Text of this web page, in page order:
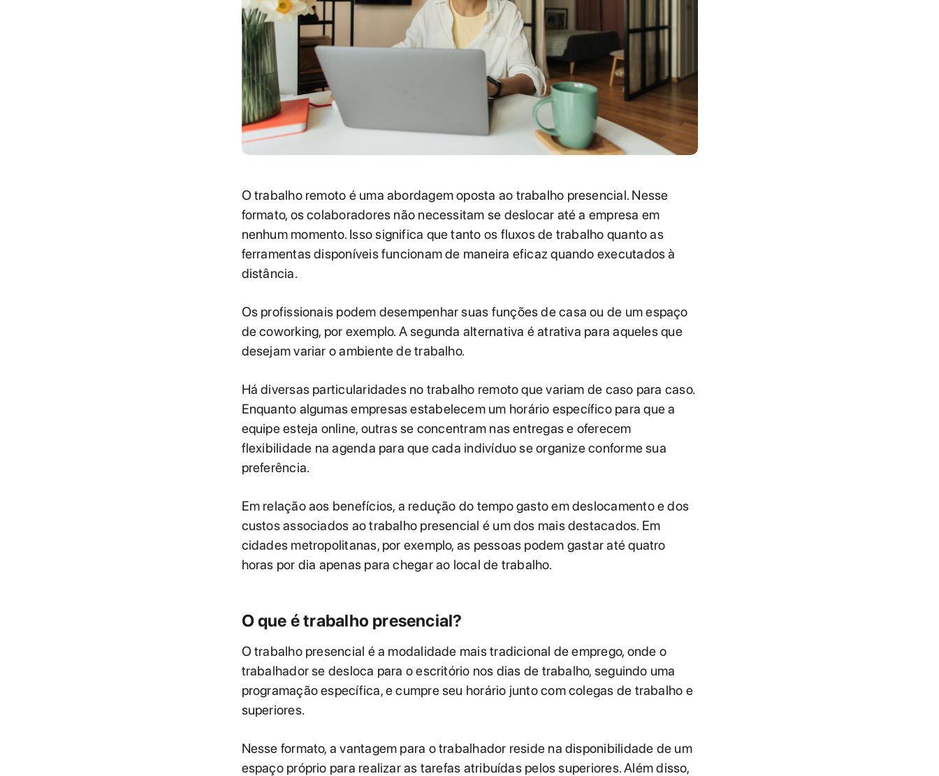
O trabalho remoto é uma abordagem oposta ao trabalho presencial. Nesse
formato, os colaboradores não necessitam se deslocar até a empresa em
nenhum momento. Isso significa que tanto os fluxos de trabalho quanto as
ferramentas disponíveis funcionam de maneira eficaz quando executados à
distância.
Os profissionais podem desempenhar suas funções de casa ou de um espaço
de coworking, por exemplo. A segunda alternativa é atrativa para aqueles que
desejam variar o ambiente de trabalho.
Há diversas particularidades no trabalho remoto que variam de caso para caso.
Enquanto algumas empresas estabelecem um horário específico para que a
equipe esteja online, outras se concentram nas entregas e oferecem
flexibilidade na agenda para que cada indivíduo se organize conforme sua
preferência.
Em relação aos benefícios, a redução do tempo gasto em deslocamento e dos
custos associados ao trabalho presencial é um dos mais destacados. Em
cidades metropolitanas, por exemplo, as pessoas podem gastar até quatro
horas por dia apenas para chegar ao local de trabalho.
O que é trabalho presencial?
O trabalho presencial é a modalidade mais tradicional de emprego, onde o
trabalhador se desloca para o escritório nos dias de trabalho, seguindo uma
programação específica, e cumpre seu horário junto com colegas de trabalho e
superiores.
Nesse formato, a vantagem para o trabalhador reside na disponibilidade de um
espaço próprio para realizar as tarefas atribuídas pelos superiores. Além disso,